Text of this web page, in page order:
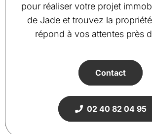
pour réaliser votre projet
de Jade et trouvez la
répond à vos attentes près
Contact
02 40 82 04 95